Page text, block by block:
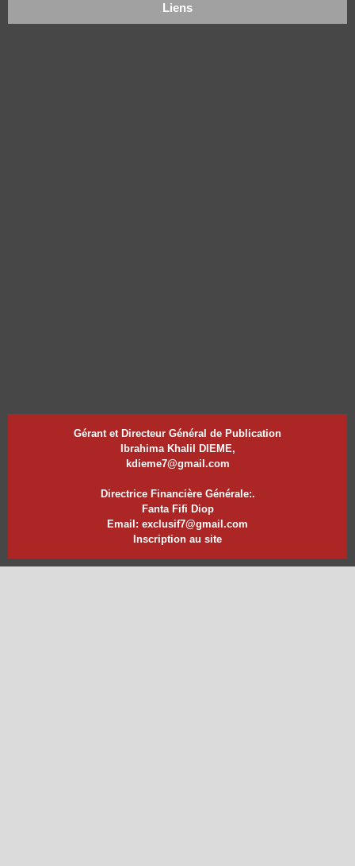
Liens
Gérant et Directeur Général de Publication
Ibrahima Khalil DIEME,
kdieme7@gmail.com
Directrice Financière Générale:.
Fanta Fifi Diop
Email: exclusif7@gmail.com
Inscription au site